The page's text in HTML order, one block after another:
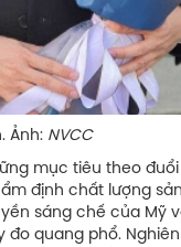
NVCC
mục tiêu theo
định chất lượng
sáng chế của Mỹ
quang phổ.